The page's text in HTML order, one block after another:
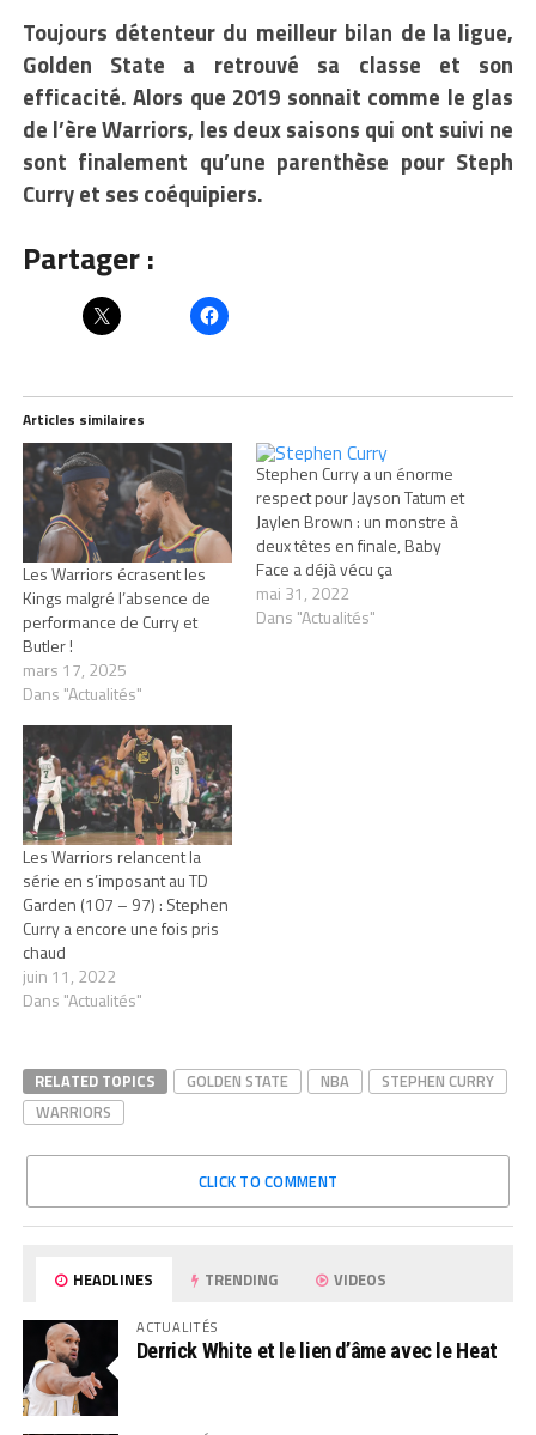
Toujours détenteur du meilleur bilan de la ligue,
Golden State a retrouvé sa classe et son
efficacité. Alors que 2019 sonnait comme le glas
de l’ère Warriors, les deux saisons qui ont suivi ne
sont finalement qu’une parenthèse pour Steph
Curry et ses coéquipiers.
Partager :
Articles similaires
Les Warriors écrasent les
Kings malgré l’absence de
performance de Curry et
Butler !
mars 17, 2025
Dans "Actualités"
Stephen Curry a un énorme
respect pour Jayson Tatum et
Jaylen Brown : un monstre à
deux têtes en finale, Baby
Face a déjà vécu ça
mai 31, 2022
Dans "Actualités"
Les Warriors relancent la
série en s’imposant au TD
Garden (107 – 97) : Stephen
Curry a encore une fois pris
chaud
juin 11, 2022
Dans "Actualités"
RELATED TOPICS GOLDEN STATE NBA
STEPHEN CURRY
WARRIORS
CLICK TO COMMENT
HEADLINES TRENDING VIDEOS
ACTUALITÉS
Derrick White et le lien d’âme avec le Heat